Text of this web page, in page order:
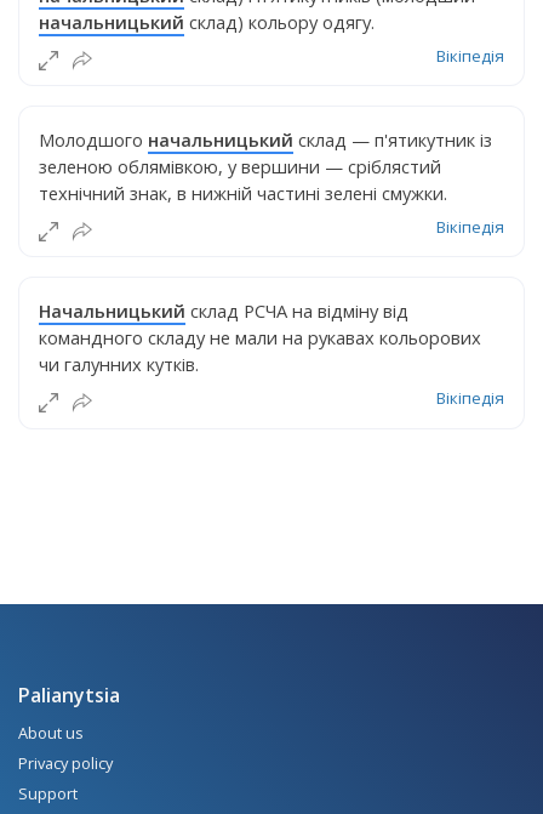
начальницький склад) кольору одягу.
Вікіпедія
Молодшого начальницький склад — п'ятикутник із
зеленою облямівкою, у вершини — сріблястий
технічний знак, в нижній частині зелені смужки.
Вікіпедія
Начальницький склад РСЧА на відміну від
командного складу не мали на рукавах кольорових
чи галунних кутків.
Вікіпедія
Palianytsia
About us
Privacy policy
Support